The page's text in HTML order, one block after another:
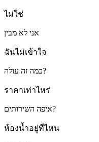
ไม่ใช่
אני לא מבין
ฉันไม่เข้าใจ
כמה זה עולה?
ราคาเท่าไหร่
איפה השירותים?
ห้องน้ำอยู่ที่ไหน